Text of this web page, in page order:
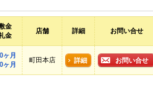
金
金
店舗 詳細 お問い合せ
ヶ月
ヶ月
町田本店 詳細 お問い合せ